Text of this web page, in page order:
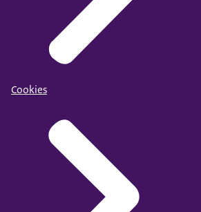
Cookies